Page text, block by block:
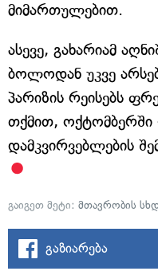
მიმართულებით.
ასევე, გახარიამ
ბოლოდან უკვე
პარიზის რეისებს
თქმით, ოქტომბერში
დამკვირვებლების
გაიგეთ მეტი: მთავრობის
გაზიარება